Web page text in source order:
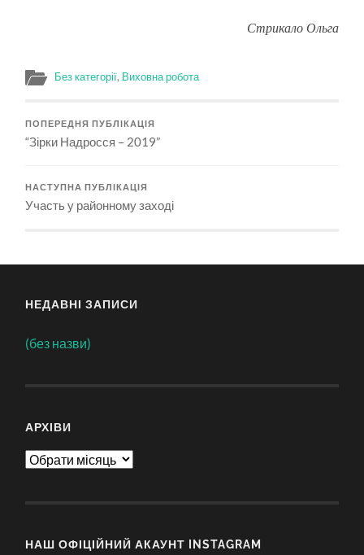
Стрикало Ольга
Без категорії, Виховна робота
ПОПЕРЕДНЯ ПУБЛІКАЦІЯ
“Зірки Надросся – 2019”
НАСТУПНА ПУБЛІКАЦІЯ
Участь у районному заході
НЕДАВНІ ЗАПИСИ
(без назви)
АРХІВИ
Архіви
НАШ ОФІЦІЙНИЙ АКАУНТ INSTAGRAM